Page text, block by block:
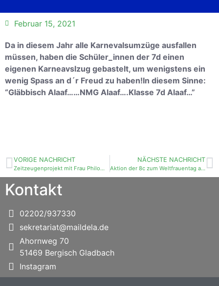
Februar 15, 2021
Da in diesem Jahr alle Karnevalsumzüge ausfallen
müssen, haben die Schüler_innen der 7d einen
eigenen Karneavslzug gebastelt, um wenigstens ein
wenig Spass an d´r Freud zu haben!In diesem Sinne:
“Gläbbisch Alaaf……NMG Alaaf….Klasse 7d Alaaf…”
VORIGE NACHRICHT
Zeitzeugenprojekt mit Frau Philomena Franz
NÄCHSTE NACHRICHT
Aktion der 8c zum Weltfrauentag am 08.03.
Kontakt
02202/937330
sekretariat@maildela.de
Ahornweg 70
51469 Bergisch Gladbach
Instagram